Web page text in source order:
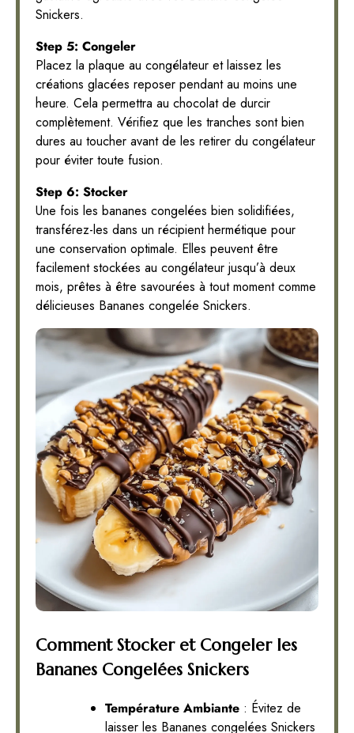
Snickers.
Step 5: Congeler
Placez la plaque au congélateur et laissez les
créations glacées reposer pendant au moins une
heure. Cela permettra au chocolat de durcir
complètement. Vérifiez que les tranches sont bien
dures au toucher avant de les retirer du congélateur
pour éviter toute fusion.
Step 6: Stocker
Une fois les bananes congelées bien solidifiées,
transférez-les dans un récipient hermétique pour
une conservation optimale. Elles peuvent être
facilement stockées au congélateur jusqu’à deux
mois, prêtes à être savourées à tout moment comme
délicieuses Bananes congelée Snickers.
Comment Stocker et Congeler les
Bananes Congelées Snickers
Température Ambiante : Évitez de
laisser les Bananes congelées Snickers